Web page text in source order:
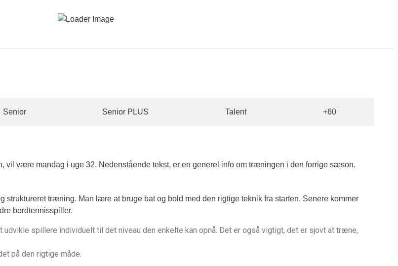
Senior Senior PLUS Talent +60
være mandag i uge 32. Nedenstående tekst, er en generel info om træningen i den forrige sæson.
struktureret træning. Man lære at bruge bat og bold med den rigtige teknik fra starten. Senere kommer
bordtennisspiller.
spillere individuelt til det niveau den enkelte kan opnå. Det er også vigtigt, det er sjovt at træne,
på den rigtige måde.